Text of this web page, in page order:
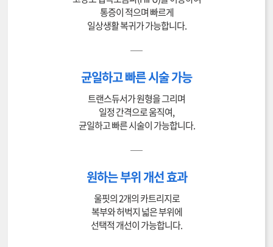
통증이 적으며 빠르게
일상생활 복귀가 가능합니다.
균일하고 빠른 시술 가능
트랜스듀서가 원형을 그리며
일정 간격으로 움직여,
균일하고 빠른 시술이 가능합니다.
원하는 부위 개선 효과
울핏의 2개의 카트리지로
복부와 허벅지 넓은 부위에
선택적 개선이 가능합니다.